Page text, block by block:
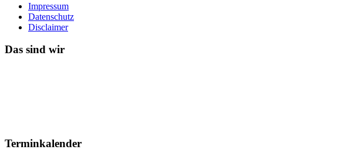
Impressum
Datenschutz
Disclaimer
Das sind wir
Terminkalender